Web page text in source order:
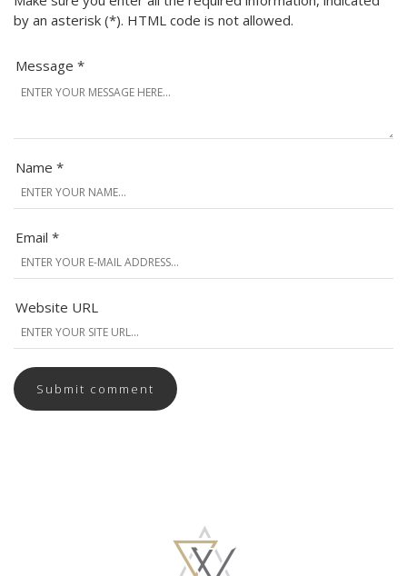
by an asterisk (*). HTML code is not allowed.
Message *
Name *
Email *
Website URL